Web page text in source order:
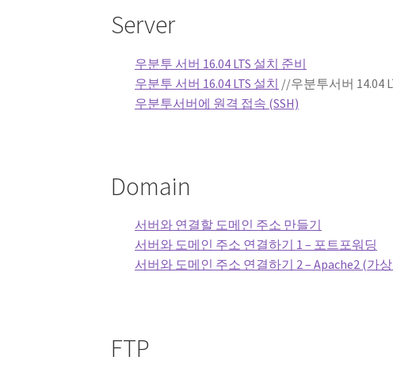
Server
우분투 서버 16.04 LTS 설치 준비
우분투 서버 16.04 LTS 설치 //우분투서버 14.04
우분투서버에 원격 접속 (SSH)
Domain
서버와 연결할 도메인 주소 만들기
서버와 도메인 주소 연결하기 1 – 포트포워딩
서버와 도메인 주소 연결하기 2 – Apache2 (가
FTP